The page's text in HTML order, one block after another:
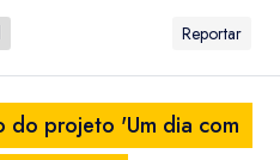
Reportar
do projeto 'Um dia com